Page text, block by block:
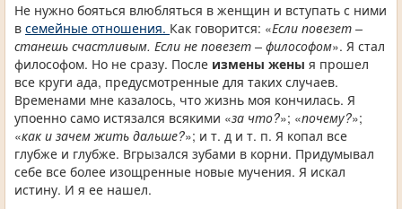
Не нужно бояться влюбляться в женщин и вступать с ними
в семейные отношения. Как говорится: «Если повезет –
станешь счастливым. Если не повезет – философом». Я стал
философом. Но не сразу. После измены жены я прошел
все круги ада, предусмотренные для таких случаев.
Временами мне казалось, что жизнь моя кончилась. Я
упоенно само истязался всякими «за что?»; «почему?»;
«как и зачем жить дальше?»; и т. д и т. п. Я копал все
глубже и глубже. Вгрызался зубами в корни. Придумывал
себе все более изощренные новые мучения. Я искал
истину. И я ее нашел.